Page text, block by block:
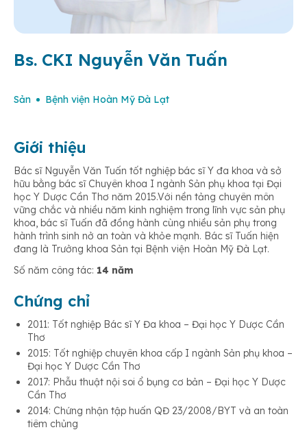
Bs. CKI Nguyễn Văn Tuấn
Sản Bệnh viện Hoàn Mỹ Đà Lạt
Giới thiệu
Bác sĩ Nguyễn Văn Tuấn tốt nghiệp bác sĩ Y đa khoa và sở
hữu bằng bác sĩ Chuyên khoa I ngành Sản phụ khoa tại Đại
học Y Dược Cần Thơ năm 2015.Với nền tảng chuyên môn
vững chắc và nhiều năm kinh nghiệm trong lĩnh vực sản phụ
khoa, bác sĩ Tuấn đã đồng hành cùng nhiều sản phụ trong
hành trình sinh nở an toàn và khỏe mạnh. Bác sĩ Tuấn hiện
đang là Trưởng khoa Sản tại Bệnh viện Hoàn Mỹ Đà Lạt.
Số năm công tác: 14 năm
Chứng chỉ
2011: Tốt nghiệp Bác sĩ Y Đa khoa – Đại học Y Dược Cần
Thơ
2015: Tốt nghiệp chuyên khoa cấp I ngành Sản phụ khoa –
Đại học Y Dược Cần Thơ
2017: Phẫu thuật nội soi ổ bụng cơ bản – Đại học Y Dược
Cần Thơ
2014: Chứng nhận tập huấn QĐ 23/2008/BYT và an toàn
tiêm chủng